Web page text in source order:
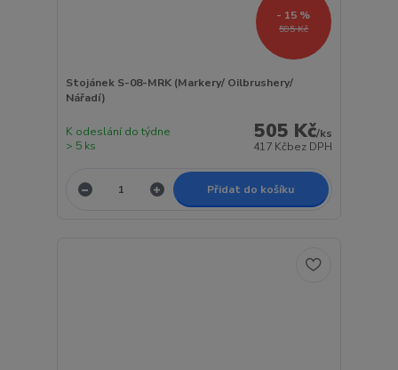
595 Kč
- 15 %
Stojánek S-08-MRK (Markery/ Oilbrushery/
Nářadí)
505 Kč/ks
417 Kčbez DPH
K odeslání do týdne
> 5 ks
Přidat do košíku